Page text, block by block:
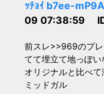
ｯﾁｮｲ b7ee-
09 07:38:59
前スレ>>969のプ
てて埋立て地っぽい
オリジナルと比べ
ミッドガル